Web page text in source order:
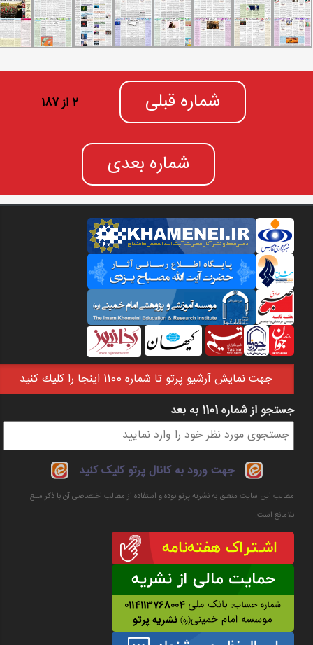
شماره قبلی 2 از 187
شماره بعدی
جهت نمايش آرشيو پرتو تا شماره 1100 اينجا را كليك كنيد
فرم جستجو
جستجو از شماره 1101 به بعد
جهت ورود به کانال پرتو کلیک کنید
مطالب این سایت متعلق به نشریه پرتو بوده و استفاده از مطالب اختصاصی آن با ذکر منبع
بلامانع است.